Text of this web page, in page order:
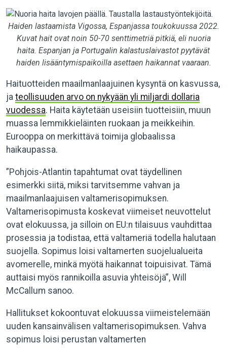
Haiden lastaamista Vigossa, Espanjassa toukokuussa 2022.
Kuvat hait ovat noin 50-70 senttimetriä pitkiä, eli nuoria
haita. Espanjan ja Portugalin kalastuslaivastot pyytävät
haiden lisääntymispaikoilla asettaen haikannat vaaraan.
Haituotteiden maailmanlaajuinen kysyntä on kasvussa,
ja teollisuuden arvo on nykyään yli miljardi dollaria
vuodessa. Haita käytetään useisiin tuotteisiin, muun
muassa lemmikkieläinten ruokaan ja meikkeihin.
Eurooppa on merkittävä toimija globaalissa
haikaupassa.
”Pohjois-Atlantin tapahtumat ovat täydellinen
esimerkki siitä, miksi tarvitsemme vahvan ja
maailmanlaajuisen valtamerisopimuksen.
Valtamerisopimusta koskevat viimeiset neuvottelut
ovat elokuussa, ja silloin on EU:n tilaisuus vauhdittaa
prosessia ja todistaa, että valtameriä todella halutaan
suojella. Sopimus loisi valtamerten suojelualueita
avomerelle, minkä myötä haikannat toipuisivat. Tämä
auttaisi myös rannikoilla asuvia yhteisöjä”, Will
McCallum sanoo.
Hallitukset kokoontuvat elokuussa viimeistelemään
uuden kansainvälisen valtamerisopimuksen. Vahva
sopimus loisi perustan valtamerten